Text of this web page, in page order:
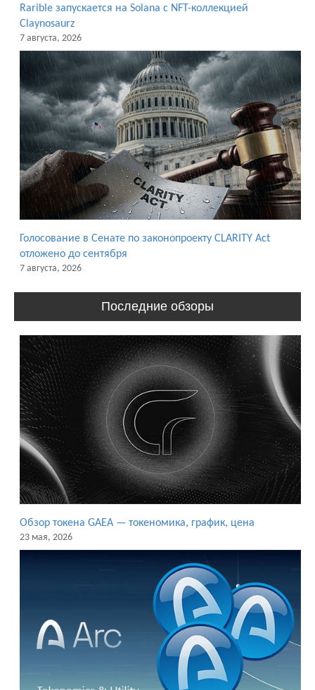
Rarible запускается на Solana с NFT-коллекцией
Claynosaurz
7 августа, 2026
Голосование в Сенате по законопроекту CLARITY Act
отложено до сентября
7 августа, 2026
Последние обзоры
Обзор токена GAEA — токеномика, график, цена
23 мая, 2026